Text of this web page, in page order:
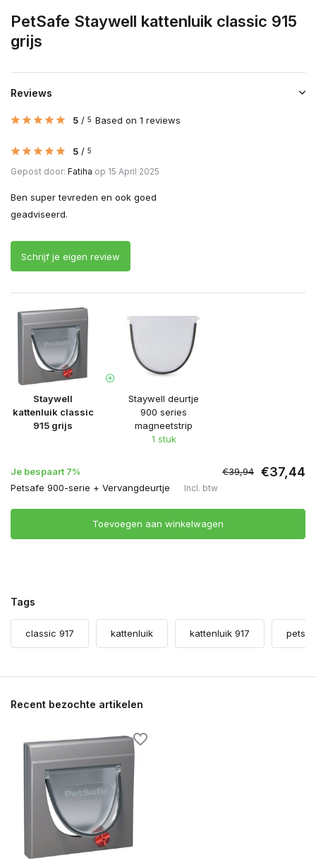
PetSafe Staywell kattenluik classic 915
grijs
Reviews
5 / 5 Based on 1 reviews
5 / 5
Gepost door: Fatiha op 15 April 2025
Ben super tevreden en ook goed
geadviseerd.
Schrijf je eigen review
Staywell
kattenluik classic
915 grijs
Staywell deurtje
900 series
magneetstrip
1 stuk
Je bespaart 7% €39,94 €37,44
Petsafe 900-serie + Vervangdeurtje Incl. btw
Toevoegen aan winkelwagen
Tags
classic 917 kattenluik kattenluik 917
Recent bezochte artikelen